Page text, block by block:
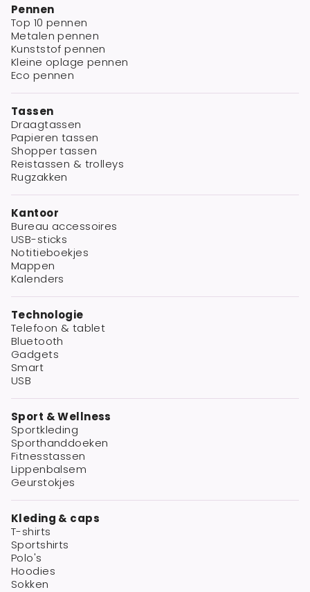
Pennen
Top 10 pennen
Metalen pennen
Kunststof pennen
Kleine oplage pennen
Eco pennen
Tassen
Draagtassen
Papieren tassen
Shopper tassen
Reistassen & trolleys
Rugzakken
Kantoor
Bureau accessoires
USB-sticks
Notitieboekjes
Mappen
Kalenders
Technologie
Telefoon & tablet
Bluetooth
Gadgets
Smart
USB
Sport & Wellness
Sportkleding
Sporthanddoeken
Fitnesstassen
Lippenbalsem
Geurstokjes
Kleding & caps
T-shirts
Sportshirts
Polo's
Hoodies
Sokken